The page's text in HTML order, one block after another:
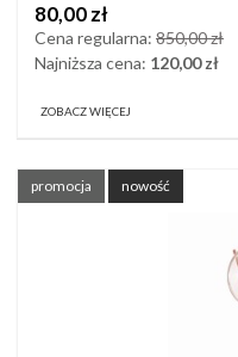
80,00 zł
Cena regularna: 850,00 zł
Najniższa cena: 120,00 zł
ZOBACZ WIĘCEJ
promocja nowość